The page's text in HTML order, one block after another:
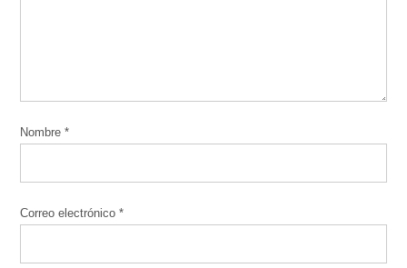
Nombre*
Correo electrónico*